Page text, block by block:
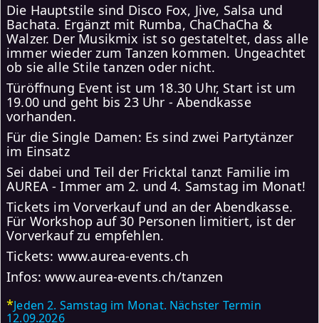
Die Hauptstile sind Disco Fox, Jive, Salsa und
Bachata. Ergänzt mit Rumba, ChaChaCha &
Walzer. Der Musikmix ist so gestateltet, dass alle
immer wieder zum Tanzen kommen. Ungeachtet
ob sie alle Stile tanzen oder nicht.
Türöffnung Event ist um 18.30 Uhr, Start ist um
19.00 und geht bis 23 Uhr - Abendkasse
vorhanden.
Für die Single Damen: Es sind zwei Partytänzer
im Einsatz
Sei dabei und Teil der Fricktal tanzt Familie im
AUREA - Immer am 2. und 4. Samstag im Monat!
Tickets im Vorverkauf und an der Abendkasse.
Für Workshop auf 30 Personen limitiert, ist der
Vorverkauf zu empfehlen.
Tickets: www.aurea-events.ch
Infos: www.aurea-events.ch/tanzen
*Jeden 2. Samstag im Monat. Nächster Termin
12.09.2026